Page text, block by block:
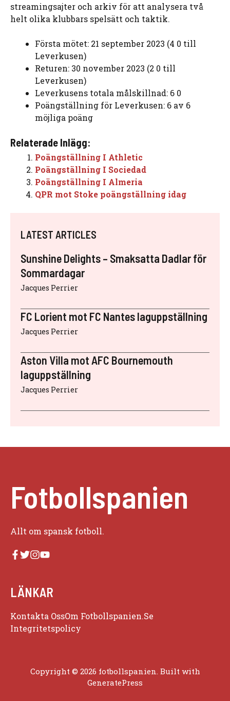
streamingsajter och arkiv för att analysera två
helt olika klubbars spelsätt och taktik.
Första mötet: 21 september 2023 (4 0 till
Leverkusen)
Returen: 30 november 2023 (2 0 till
Leverkusen)
Leverkusens totala målskillnad: 6 0
Poängställning för Leverkusen: 6 av 6
möjliga poäng
Relaterade Inlägg:
Poängställning I Athletic
Poängställning I Sociedad
Poängställning I Almeria
QPR mot Stoke poängställning idag
LATEST ARTICLES
Sunshine Delights – Smaksatta Dadlar för
Sommardagar
Jacques Perrier
FC Lorient mot FC Nantes laguppställning
Jacques Perrier
Aston Villa mot AFC Bournemouth
laguppställning
Jacques Perrier
Fotbollspanien
Allt om spansk fotboll.
LÄNKAR
Kontakta OssOm Fotbollspanien.se
Integritetspolicy
Copyright © 2026 fotbollspanien. Built with
GeneratePress